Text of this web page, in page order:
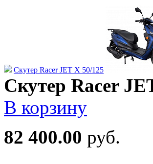
Скутер Racer JET X 50/125
Скутер Racer
В корзину
82 400.00 руб.